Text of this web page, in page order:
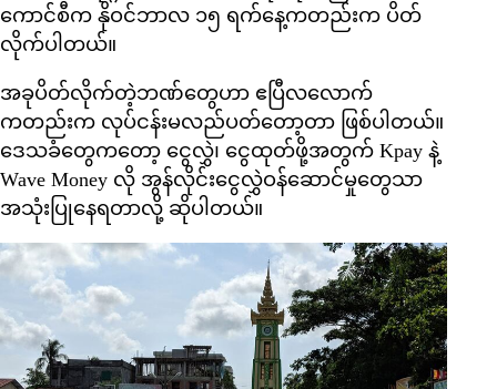
ကောင်စီက နိုဝင်ဘာလ ၁၅ ရက်နေ့ကတည်းက ပိတ်
လိုက်ပါတယ်။
အခုပိတ်လိုက်တဲ့ဘဏ်တွေဟာ ဧပြီလလောက်
ကတည်းက လုပ်ငန်းမလည်ပတ်တော့တာ ဖြစ်ပါတယ်။
ဒေသခံတွေကတော့ ငွေလွှဲ၊ ငွေထုတ်ဖို့အတွက် Kpay နဲ့
Wave Money လို အွန်လိုင်းငွေလွှဲဝန်ဆောင်မှုတွေသာ
အသုံးပြုနေရတာလို့ ဆိုပါတယ်။